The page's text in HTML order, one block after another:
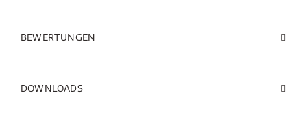
BEWERTUNGEN
DOWNLOADS